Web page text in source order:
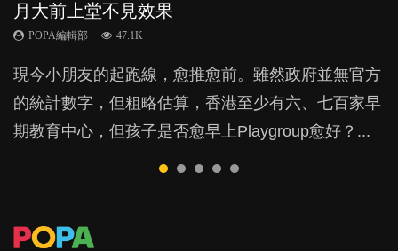
月大前上堂不見效果
POPA編輯部 47.1K
現今小朋友的起跑線，愈推愈前。雖然政府並無官方
的統計數字，但粗略估算，香港至少有六、七百家早
期教育中心，但孩子是否愈早上Playgroup愈好？...
與懲罰？
POPA編輯部 33.1K
由美國學者所創的 tools of the mind 課程，學生以遊
戲方式學習，學術能力和自制能力亦明顯比其他小朋
友優勝，到底這課程有何特別之處？...
POPA編輯部 15.9K
鬱，影響日常生活，嚴重的甚至會有自殺，或傷害小
朋友的念頭。但為何爸爸患上產後抑鬱往往難以察
覺？...
力與價值
POPA編輯部 25.8K
許多媽媽心底可能都有一刻掙扎過：究竟全職好，還
是在職好。雖說每個家庭都有自己的獨特狀況和考慮
因素，但原來全職和在職媽媽所養育的子女其實都各
POPA編輯部 25.5K
成吮手指的習慣，大個就很難戒，但原來一刀切阻止
他們放東西入口，隨時會影響孩子的身心發展？...